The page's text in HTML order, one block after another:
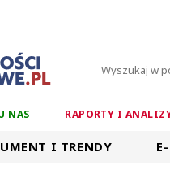
NAS RAPORTY I
I TRENDY